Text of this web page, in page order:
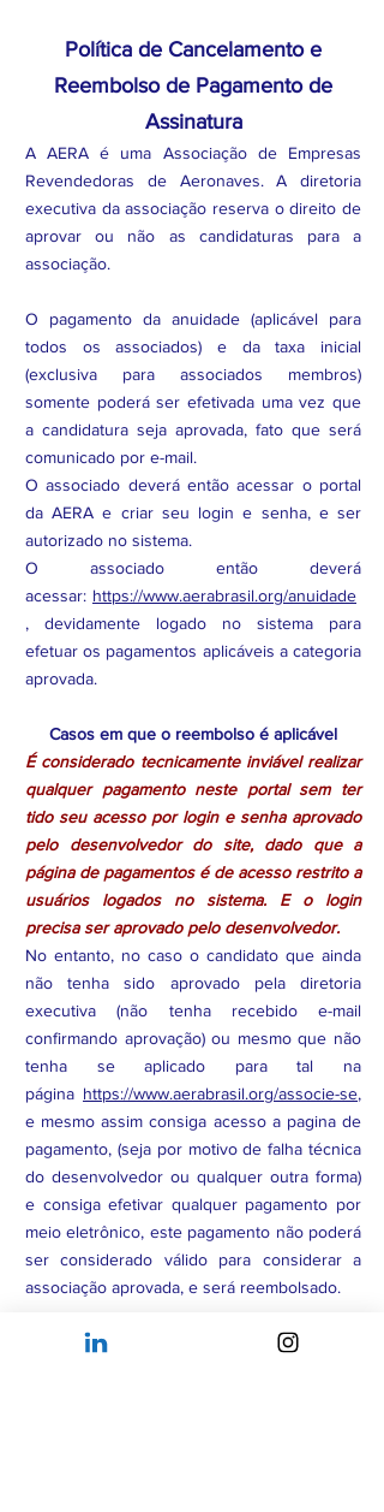
Política de Cancelamento e
Reembolso de Pagamento de
Assinatura
A AERA é uma Associação de Empresas
Revendedoras de Aeronaves. A diretoria
executiva da associação reserva o direito de
aprovar ou não as candidaturas para a
associação.
O pagamento da anuidade (aplicável para
todos os associados) e da taxa inicial
(exclusiva para associados membros)
somente poderá ser efetivada uma vez que
a candidatura seja aprovada, fato que será
comunicado por e-mail.
O associado deverá então acessar o portal
da AERA e criar seu login e senha, e ser
autorizado no sistema.
O associado então deverá
acessar: https://www.aerabrasil.org/anuidade
, devidamente logado no sistema para
efetuar os pagamentos aplicáveis a categoria
aprovada.
Casos em que o reembolso é aplicável
É considerado tecnicamente inviável realizar
qualquer pagamento neste portal sem ter
tido seu acesso por login e senha aprovado
pelo desenvolvedor do site, dado que a
página de pagamentos é de acesso restrito a
usuários logados no sistema. E o login
precisa ser aprovado pelo desenvolvedor.
No entanto, no caso o candidato que ainda
não tenha sido aprovado pela diretoria
executiva (não tenha recebido e-mail
confirmando aprovação) ou mesmo que não
tenha se aplicado para tal na
página https://www.aerabrasil.org/associe-se,
e mesmo assim consiga acesso a pagina de
pagamento, (seja por motivo de falha técnica
do desenvolvedor ou qualquer outra forma)
e consiga efetivar qualquer pagamento por
meio eletrônico, este pagamento não poderá
ser considerado válido para considerar a
associação aprovada, e será reembolsado.
Associado Afiliado
realizou por engano o